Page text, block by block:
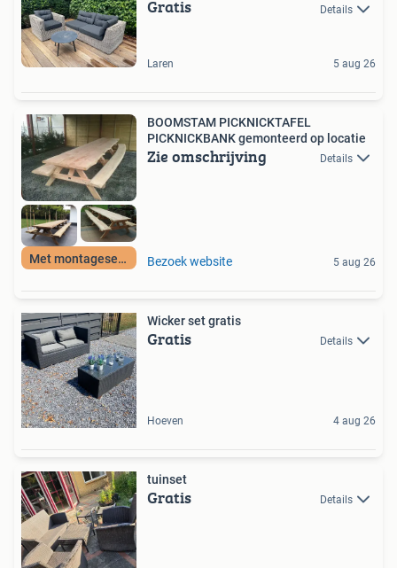
Gratis Details
Laren 5 aug 26
Met montageservice
BOOMSTAM PICKNICKTAFEL
PICKNICKBANK gemonteerd op locatie
Zie omschrijving Details
Bezoek website 5 aug 26
Wicker set gratis
Gratis Details
Hoeven 4 aug 26
tuinset
Gratis Details